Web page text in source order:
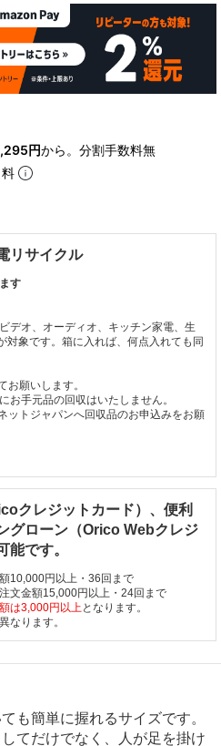
円から。分割手数料無
料
リサイクル
す
デオ、オーディオ、キッチン家電、生
対象です。箱に入れば、何点入れても同
願いします。
お手元品の回収はいたしません。
ットジャパンへ回収品のお申込みをお願
クレジットカード）、便利
グローン（Orico Webクレジ
能です。
10,000円以上・36回まで
文金額15,000円以上・24回まで
は3,000円以上となります。
なります。
も簡単に握れるサイズです。
てだけでなく、人が足を掛け